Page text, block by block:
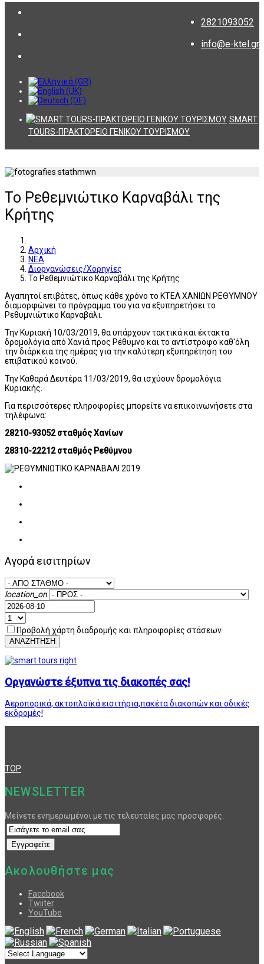
2821093052
info@e-ktel.gr
SMART
TOURS-ΠΡΑΚΤΟΡΕΙΟ ΓΕΝΙΚΟΥ ΤΟΥΡΙΣΜΟΥ
Το Ρεθεμνιώτικο Καρναβάλι της
Κρήτης
Αρχική
ΝΕΑ
Διοργανώσεις/Χορηγίες
Το Ρεθεμνιώτικο Καρναβάλι της Κρήτης
Αγαπητοί επιβάτες, όπως κάθε χρόνο το ΚΤΕΛ ΧΑΝΙΩΝ ΡΕΘΥΜΝΟΥ
διαμορφώνει το πρόγραμμα του για να εξυπηρετήσει το
Ρεθυμνιώτικο Καρναβάλι.
Την Κυριακή 10/03/2019, θα υπάρχουν τακτικά και έκτακτα
δρομολόγια από Χανιά προς Ρέθυμνο και το αντίστροφο καθ'όλη
την διάρκεια της ημέρας για την καλύτερη εξυπηρέτηση του
επιβατικού κοινού.
Την Καθαρά Δευτέρα 11/03/2019, θα ισχύουν δρομολόγια
Κυριακής.
Για περισσότερες πληροφορίες μπορείτε να επικοινωνήσετε στα
τηλέφωνα:
28210-93052 σταθμός Χανίων
28310-22212 σταθμός Ρεθύμνου
Αγορά εισιτηρίων
location_on
Προβολή χάρτη διαδρομής και πληροφορίες στάσεων
ΑΝΑΖΗΤΗΣΗ
Οργανώστε έξυπνα τις διακοπές σας!
Αεροπορικά, ακτοπλοϊκά εισιτήρια,πακέτα διακοπών και οδικές
εκδρομές!
TOP
NEWSLETTER
Μείνετε ενημερωμένοι με τις τελευταίες μας προσφορές.
Ακολουθήστε μας
Facebook
Twiiter
YouTube